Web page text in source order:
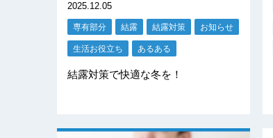
2025.12.05
専有部分 結露 結露対策 お知らせ
生活お役立ち あるある
結露対策で快適な冬を！